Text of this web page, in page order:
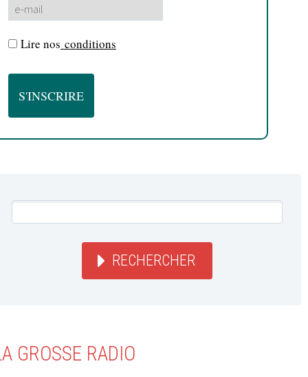
Lire nos conditions
RECHERCHER
GROSSE RADIO